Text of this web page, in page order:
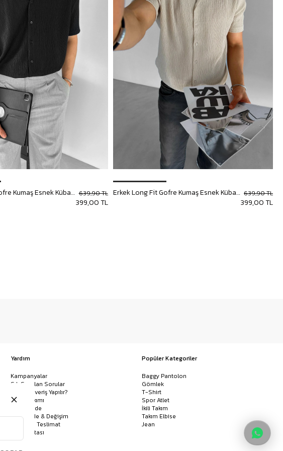
Erkek Long Fit Gofre Kumaş Esnek Küba Yaka Gömlek Siyah
399,00 TL
639,90 TL
Erkek Long Fit Gofre Kumaş Esnek Küba Yaka Gömlek Bej
399,00 TL
639,90 TL
Yardım
Kampanyalar
Sık Sorulan Sorular
Nasıl Alışveriş Yapılır?
Giysi Bakımı
İptal & İade
Kolay İade & Değişim
Kargo ve Teslimat
Site Haritası
Popüler Kategoriler
Baggy Pantolon
Gömlek
T-Shirt
Spor Atlet
İkili Takım
Takım Elbise
Jean